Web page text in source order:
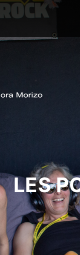
LES